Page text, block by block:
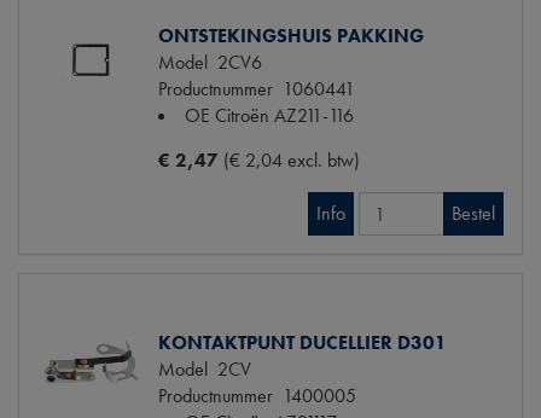
ONTSTEKINGSHUIS PAKKING
Model 2CV6
Productnummer 1060441
OE Citroën AZ211-116
€ 2,47 (€ 2,04 excl. btw)
Info Bestel
KONTAKTPUNT DUCELLIER D301
Model 2CV
Productnummer 1400005